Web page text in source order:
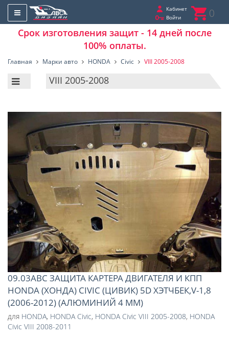
Кабинет
Войти
0
Срок изготовления защит - 14 дней после
100% оплаты.
Главная Марки авто HONDA Civic VIII 2005-2008
VIII 2005-2008
09.03ABC ЗАЩИТА КАРТЕРА ДВИГАТЕЛЯ И КПП
HONDA (ХОНДА) CIVIC (ЦИВИК) 5D ХЭТЧБЕК,V-1,8
(2006-2012) (АЛЮМИНИЙ 4 ММ)
для HONDA, HONDA Civic, HONDA Civic VIII 2005-2008, HONDA
Civic VIII 2008-2011